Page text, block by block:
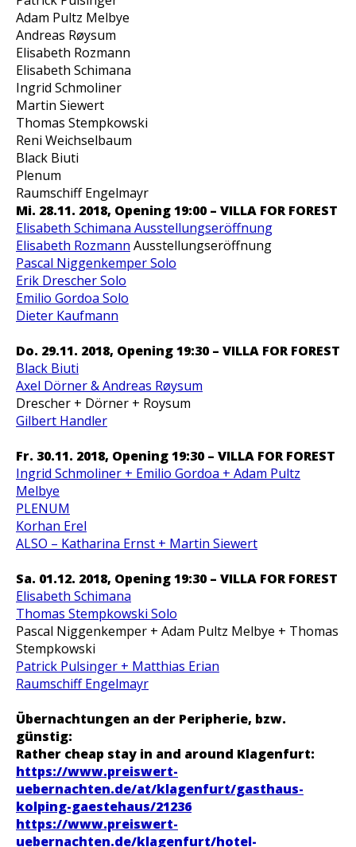
Adam Pultz Melbye
Andreas Røysum
Elisabeth Rozmann
Elisabeth Schimana
Ingrid Schmoliner
Martin Siewert
Thomas Stempkowski
Reni Weichselbaum
Black Biuti
Plenum
Raumschiff Engelmayr
Mi. 28.11. 2018, Opening 19:00 – VILLA FOR FOREST
Elisabeth Schimana Ausstellungseröffnung
Elisabeth Rozmann Ausstellungseröffnung
Pascal Niggenkemper Solo
Erik Drescher Solo
Emilio Gordoa Solo
Dieter Kaufmann
Do. 29.11. 2018, Opening 19:30 – VILLA FOR FOREST
Black Biuti
Axel Dörner & Andreas Røysum
Drescher + Dörner + Roysum
Gilbert Handler
Fr. 30.11. 2018, Opening 19:30 – VILLA FOR FOREST
Ingrid Schmoliner + Emilio Gordoa + Adam Pultz
Melbye
PLENUM
Korhan Erel
ALSO – Katharina Ernst + Martin Siewert
Sa. 01.12. 2018, Opening 19:30 – VILLA FOR FOREST
Elisabeth Schimana
Thomas Stempkowski Solo
Pascal Niggenkemper + Adam Pultz Melbye + Thomas
Stempkowski
Patrick Pulsinger + Matthias Erian
Raumschiff Engelmayr
Übernachtungen an der Peripherie, bzw.
günstig:
Rather cheap stay in and around Klagenfurt:
https://www.preiswert-
uebernachten.de/at/klagenfurt/gasthaus-
kolping-gaestehaus/21236
https://www.preiswert-
uebernachten.de/klagenfurt/hotel-